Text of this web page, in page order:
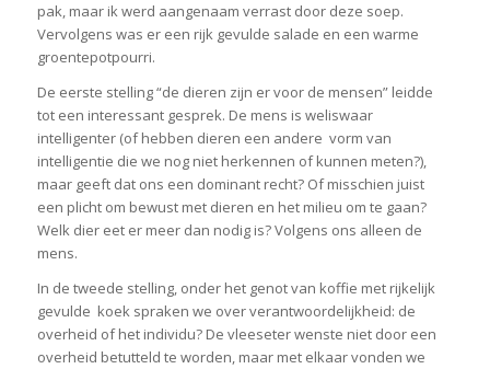
pak, maar ik werd aangenaam verrast door deze soep.
Vervolgens was er een rijk gevulde salade en een warme
groentepotpourri.
De eerste stelling “de dieren zijn er voor de mensen” leidde
tot een interessant gesprek. De mens is weliswaar
intelligenter (of hebben dieren een andere vorm van
intelligentie die we nog niet herkennen of kunnen meten?),
maar geeft dat ons een dominant recht? Of misschien juist
een plicht om bewust met dieren en het milieu om te gaan?
Welk dier eet er meer dan nodig is? Volgens ons alleen de
mens.
In de tweede stelling, onder het genot van koffie met rijkelijk
gevulde koek spraken we over verantwoordelijkheid: de
overheid of het individu? De vleeseter wenste niet door een
overheid betutteld te worden, maar met elkaar vonden we